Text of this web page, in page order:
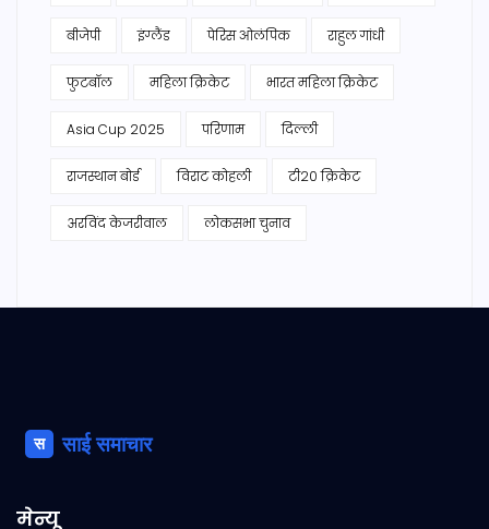
बीजेपी इंग्लैंड पेरिस ओलंपिक राहुल गांधी
फुटबॉल महिला क्रिकेट भारत महिला क्रिकेट
Asia Cup 2025 परिणाम दिल्ली
राजस्थान बोर्ड विराट कोहली टी20 क्रिकेट
अरविंद केजरीवाल लोकसभा चुनाव
मेन्यू